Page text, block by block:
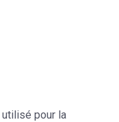
utilisé pour la